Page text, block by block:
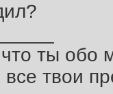
ты обо
твои